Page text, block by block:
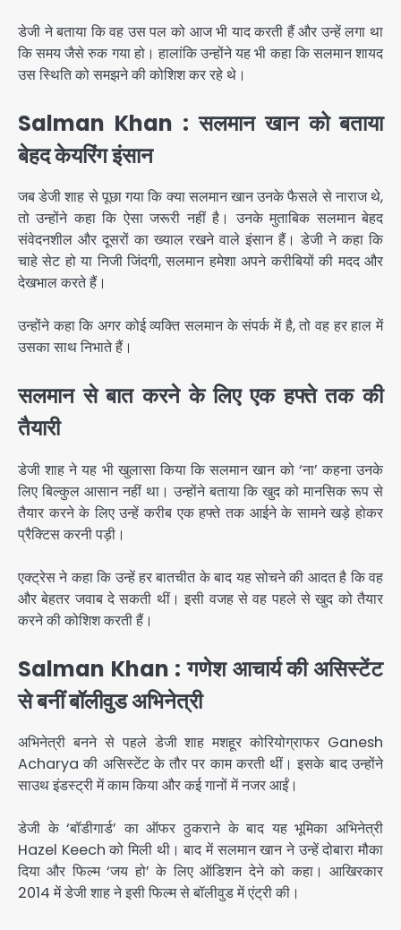
डेजी ने बताया कि वह उस पल को आज भी याद करती हैं और उन्हें लगा था
कि समय जैसे रुक गया हो। हालांकि उन्होंने यह भी कहा कि सलमान शायद
उस स्थिति को समझने की कोशिश कर रहे थे।
Salman Khan : सलमान खान को बताया
बेहद केयरिंग इंसान
जब डेजी शाह से पूछा गया कि क्या सलमान खान उनके फैसले से नाराज थे,
तो उन्होंने कहा कि ऐसा जरूरी नहीं है। उनके मुताबिक सलमान बेहद
संवेदनशील और दूसरों का ख्याल रखने वाले इंसान हैं। डेजी ने कहा कि
चाहे सेट हो या निजी जिंदगी, सलमान हमेशा अपने करीबियों की मदद और
देखभाल करते हैं।
उन्होंने कहा कि अगर कोई व्यक्ति सलमान के संपर्क में है, तो वह हर हाल में
उसका साथ निभाते हैं।
सलमान से बात करने के लिए एक हफ्ते तक की
तैयारी
डेजी शाह ने यह भी खुलासा किया कि सलमान खान को ‘ना’ कहना उनके
लिए बिल्कुल आसान नहीं था। उन्होंने बताया कि खुद को मानसिक रूप से
तैयार करने के लिए उन्हें करीब एक हफ्ते तक आईने के सामने खड़े होकर
प्रैक्टिस करनी पड़ी।
एक्ट्रेस ने कहा कि उन्हें हर बातचीत के बाद यह सोचने की आदत है कि वह
और बेहतर जवाब दे सकती थीं। इसी वजह से वह पहले से खुद को तैयार
करने की कोशिश करती हैं।
Salman Khan : गणेश आचार्य की असिस्टेंट
से बनीं बॉलीवुड अभिनेत्री
अभिनेत्री बनने से पहले डेजी शाह मशहूर कोरियोग्राफर Ganesh
Acharya की असिस्टेंट के तौर पर काम करती थीं। इसके बाद उन्होंने
साउथ इंडस्ट्री में काम किया और कई गानों में नजर आईं।
डेजी के ‘बॉडीगार्ड’ का ऑफर ठुकराने के बाद यह भूमिका अभिनेत्री
Hazel Keech को मिली थी। बाद में सलमान खान ने उन्हें दोबारा मौका
दिया और फिल्म ‘जय हो’ के लिए ऑडिशन देने को कहा। आखिरकार
2014 में डेजी शाह ने इसी फिल्म से बॉलीवुड में एंट्री की।